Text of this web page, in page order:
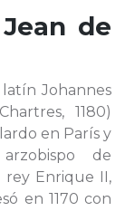
Jean de
Johannes
1180)
en París y
de
rey Enrique II,
en 1170 con